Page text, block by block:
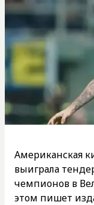
Американская
выиграла
чемпионов в
этом пишет